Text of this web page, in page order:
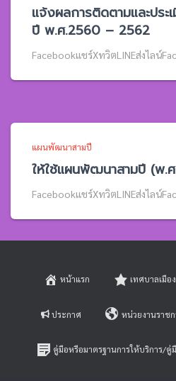
แจ้งผลการติดตามและปร
ปี พ.ศ.2560 – 2562
Facebookแชร์XทวิตLINEส่งไลน์
แผนพัฒนาสามปี
ให้ใช้แผนพัฒนาสามปี (พ.
Facebookแชร์XทวิตLINEส่งไลน์
หน้าแรก เทศบาลเมือ
ประกาศ หน่วยงานราชก
คู่มือหรือมาตรฐานการให้บริการ/